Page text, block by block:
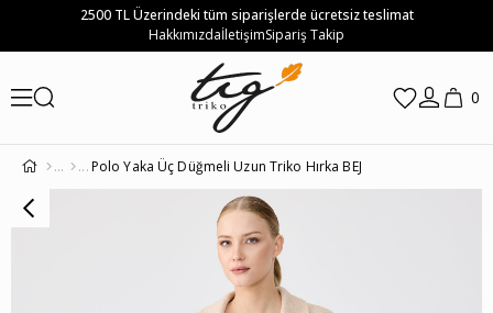
2500 TL Üzerindeki tüm siparişlerde ücretsiz teslimat
HakkımızdaİletişimSipariş Takip
0
Polo Yaka Üç Düğmeli Uzun Triko Hırka BEJ